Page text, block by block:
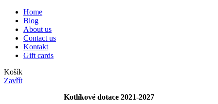
Home
Blog
About us
Contact us
Kontakt
Gift cards
Košík
Zavřít
Kotlíkové dotace 2021-2027